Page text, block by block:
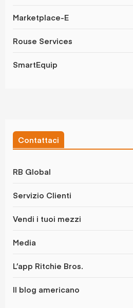
Marketplace-E
Rouse Services
SmartEquip
Contattaci
RB Global
Servizio Clienti
Vendi i tuoi mezzi
Media
L’app Ritchie Bros.
Il blog americano